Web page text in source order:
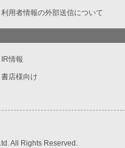
利用者情報の外部送信について
IR情報
書店様向け
All Rights Reserved.